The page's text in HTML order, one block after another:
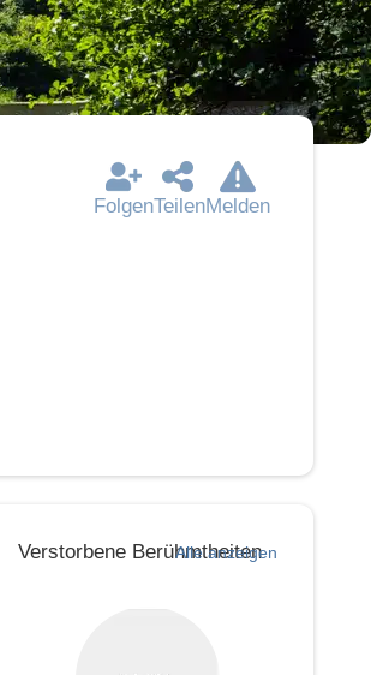
FolgenTeilenMelden
Verstorbene Berühmtheiten
Alle anzeigen